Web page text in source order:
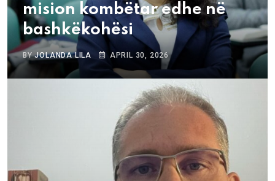
mision kombëtar edhe në
bashkëkohësi
BYJOLANDA LILA APRIL 30, 2026